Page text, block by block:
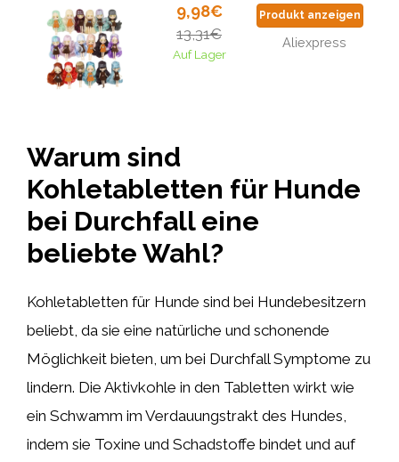
9,98€
13,31€
Auf Lager
Produkt anzeigen
Aliexpress
Warum sind
Kohletabletten für Hunde
bei Durchfall eine
beliebte Wahl?
Kohletabletten für Hunde sind bei Hundebesitzern
beliebt, da sie eine natürliche und schonende
Möglichkeit bieten, um bei Durchfall Symptome zu
lindern. Die Aktivkohle in den Tabletten wirkt wie
ein Schwamm im Verdauungstrakt des Hundes,
indem sie Toxine und Schadstoffe bindet und auf